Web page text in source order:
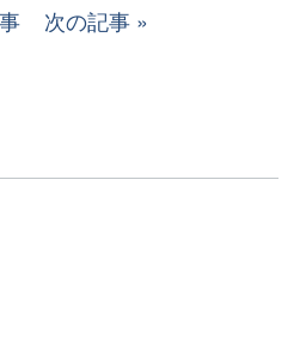
次の記事